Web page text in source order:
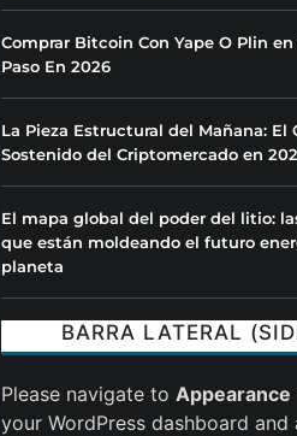
Comprar Bitcoin Con Yape O Plin en
Paso En 2026
La Pieza Estructural del Mañana: El
Sostenido del Criptomercado en
El mapa global del poder del litio:
que están moldeando el futuro
planeta
BARRA LATERAL
Please navigate to
your WordPress dashboard and